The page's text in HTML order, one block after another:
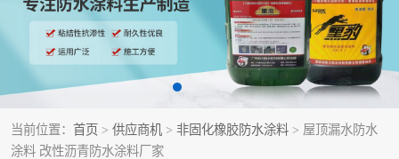
当前位置： 首页 > 供应商机 > 非固化橡胶防水涂料 > 屋顶漏水防水
涂料 改性沥青防水涂料厂家
乳化沥青防水涂料 自粘卷材
非固化橡胶防水涂料